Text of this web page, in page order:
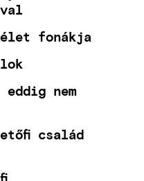
fonákja
nem
család